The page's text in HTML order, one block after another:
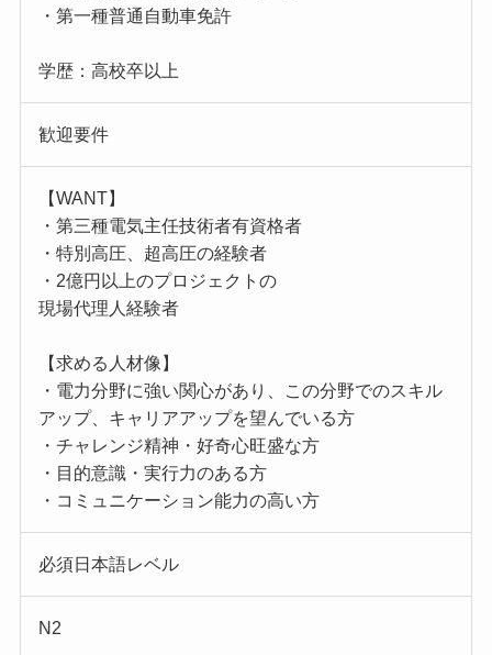
・第一種普通自動車免許
学歴：高校卒以上
歓迎要件
【WANT】
・第三種電気主任技術者有資格者
・特別高圧、超高圧の経験者
・2億円以上のプロジェクトの
現場代理人経験者
【求める人材像】
・電力分野に強い関心があり、この分野でのスキル
アップ、キャリアアップを望んでいる方
・チャレンジ精神・好奇心旺盛な方
・目的意識・実行力のある方
・コミュニケーション能力の高い方
必須日本語レベル
N2